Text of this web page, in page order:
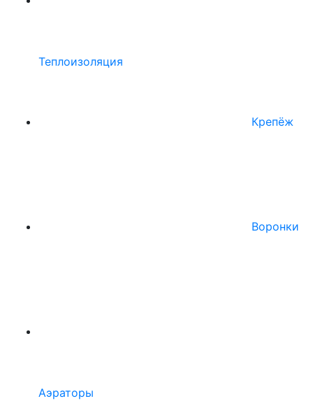
Теплоизоляция
Крепёж
Воронки
Аэраторы